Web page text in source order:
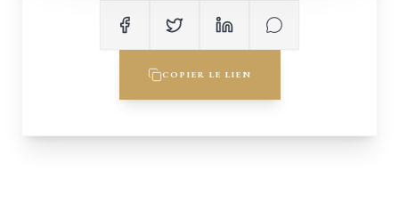
COPIER LE LIEN